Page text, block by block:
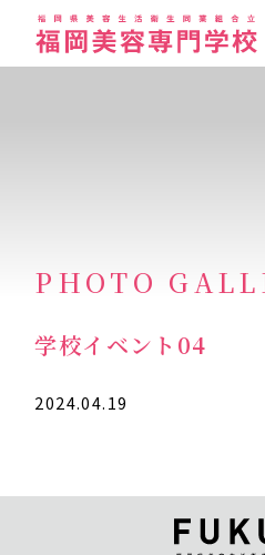
PHOTO
学校イベント04
2024.04.19